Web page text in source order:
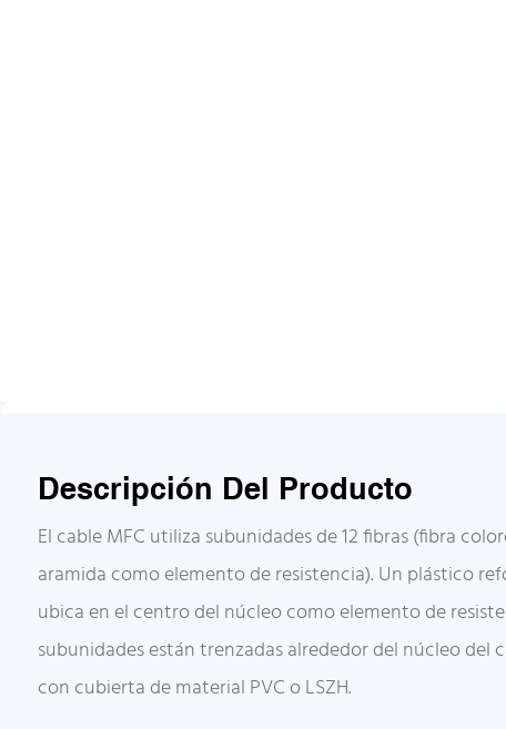
Descripción Del Producto
El cable MFC utiliza subunidades de 12 fibras (fibra
aramida como elemento de resistencia). Un plástico
ubica en el centro del núcleo como elemento de
subunidades están trenzadas alrededor del núcleo del
con cubierta de material PVC o LSZH.